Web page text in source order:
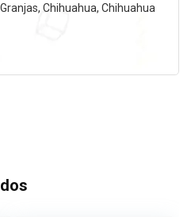
Chihuahua, Chihuahua